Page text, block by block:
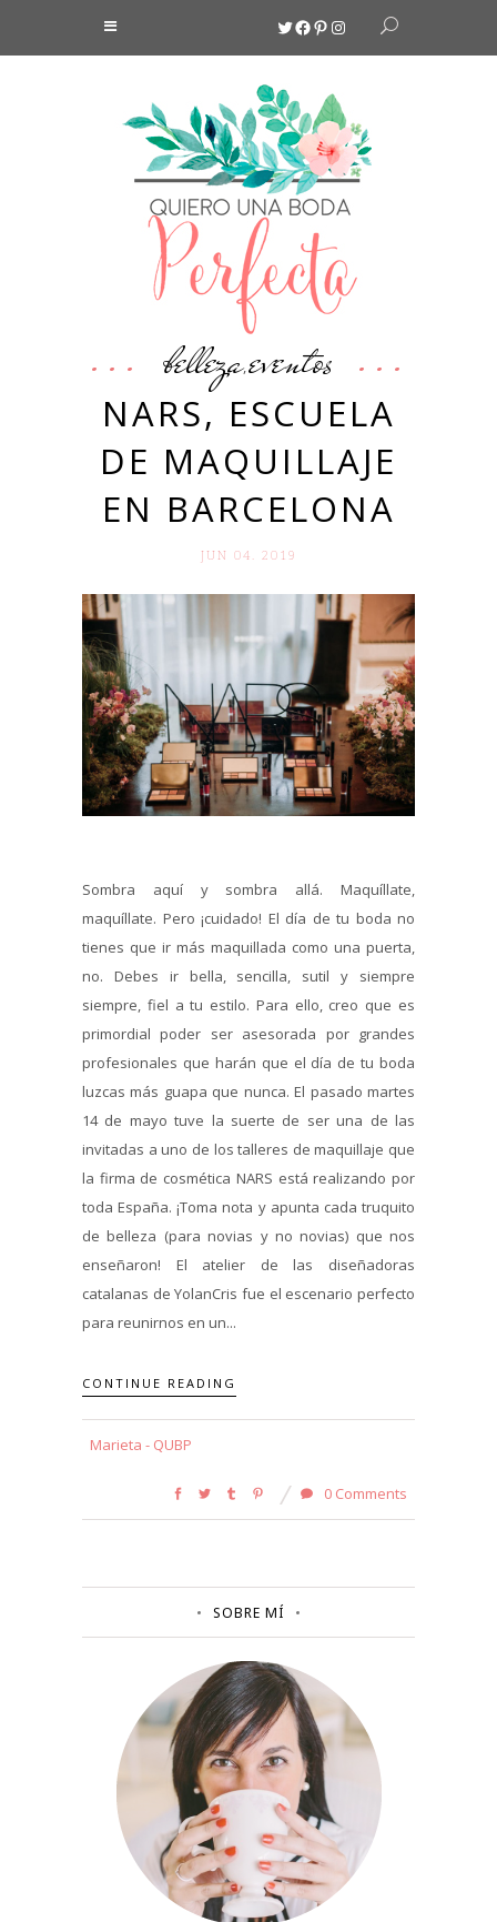
Twitter
Facebook
Pinterest
Instagram
belleza,eventos
NARS, ESCUELA
DE MAQUILLAJE
EN BARCELONA
JUN 04. 2019
Sombra aquí y sombra allá. Maquíllate,
maquíllate. Pero ¡cuidado! El día de tu boda no
tienes que ir más maquillada como una puerta,
no. Debes ir bella, sencilla, sutil y siempre
siempre, fiel a tu estilo. Para ello, creo que es
primordial poder ser asesorada por grandes
profesionales que harán que el día de tu boda
luzcas más guapa que nunca. El pasado martes
14 de mayo tuve la suerte de ser una de las
invitadas a uno de los talleres de maquillaje que
la firma de cosmética NARS está realizando por
toda España. ¡Toma nota y apunta cada truquito
de belleza (para novias y no novias) que nos
enseñaron! El atelier de las diseñadoras
catalanas de YolanCris fue el escenario perfecto
para reunirnos en un...
CONTINUE READING
Marieta - QUBP
0 Comments
SOBRE MÍ